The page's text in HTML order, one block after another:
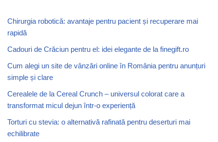
Chirurgia robotică: avantaje pentru pacient și recuperare mai
rapidă
Cadouri de Crăciun pentru el: idei elegante de la finegift.ro
Cum alegi un site de vânzări online în România pentru anunțuri
simple și clare
Cerealele de la Cereal Crunch – universul colorat care a
transformat micul dejun într-o experiență
Torturi cu stevia: o alternativă rafinată pentru deserturi mai
echilibrate